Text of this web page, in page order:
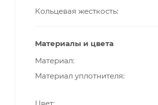
Кольцевая жесткость
Материалы и цвета
Материал
Материал уплотнителя